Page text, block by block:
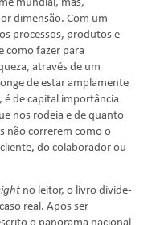
mundial, mas,
dimensão. Com um
processos, produtos e
como fazer para
através de um
de estar amplamente
é de capital importância
nos rodeia e de quanto
não correrem como o
do colaborador ou
no leitor, o livro divide-
real. Após ser